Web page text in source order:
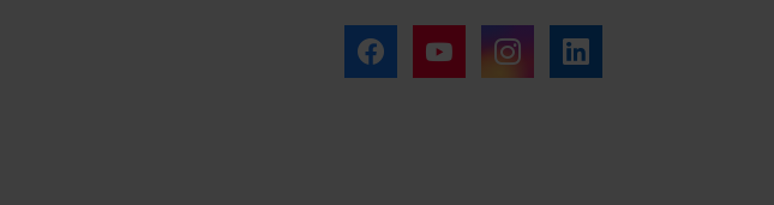
Facebook YouTube Instagram